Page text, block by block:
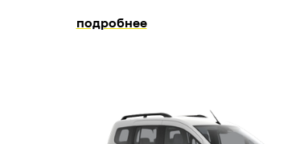
подробнее